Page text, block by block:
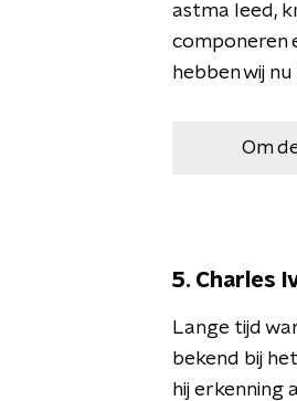
astma leed,
componeren
hebben wij nu
Om
5. Charles
Lange tijd
bekend bij
hij erkenning